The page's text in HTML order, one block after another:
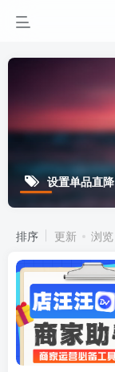
设置单品直降
排序 更新 浏览